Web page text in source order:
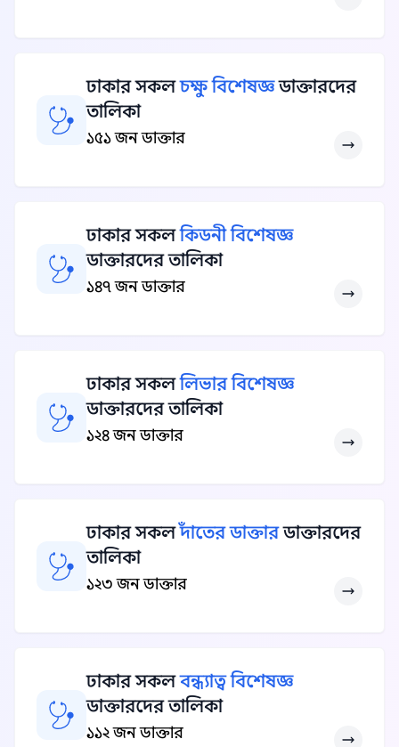
ঢাকার সকলচক্ষু বিশেষজ্ঞডাক্তারদের
তালিকা
১৫১ জন ডাক্তার
ঢাকার সকলকিডনী বিশেষজ্ঞ
ডাক্তারদের তালিকা
১৪৭ জন ডাক্তার
ঢাকার সকললিভার বিশেষজ্ঞ
ডাক্তারদের তালিকা
১২৪ জন ডাক্তার
ঢাকার সকলদাঁতের ডাক্তারডাক্তারদের
তালিকা
১২৩ জন ডাক্তার
ঢাকার সকলবন্ধ্যাত্ব বিশেষজ্ঞ
ডাক্তারদের তালিকা
১১২ জন ডাক্তার